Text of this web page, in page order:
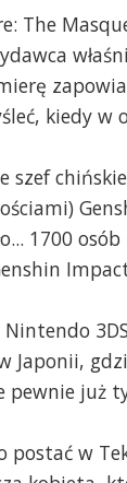
The
kiedy
szef
1700
Japonii,
pewnie już
postać w